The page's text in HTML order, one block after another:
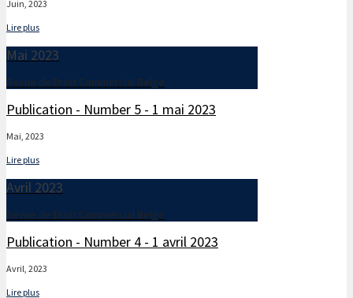
Juin, 2023
Lire plus
Mai 2023
Revue de Droit Commercial Belge
Publication - Number 5 - 1 mai 2023
Mai, 2023
Lire plus
Avril 2023
Revue de Droit Commercial Belge
Publication - Number 4 - 1 avril 2023
Avril, 2023
Lire plus